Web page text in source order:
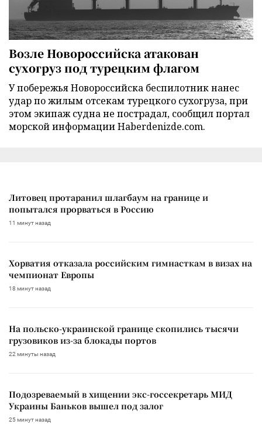
Возле Новороссийска атакован
сухогруз под турецким флагом
У побережья Новороссийска беспилотник нанес
удар по жилым отсекам турецкого сухогруза, при
этом экипаж судна не пострадал, сообщил портал
морской информации Haberdenizde.com.
Литовец протаранил шлагбаум на границе и
попытался прорваться в Россию
11 минут назад
Хорватия отказала российским гимнасткам в визах на
чемпионат Европы
18 минут назад
На польско-украинской границе скопились тысячи
грузовиков из-за блокады портов
22 минуты назад
Подозреваемый в хищении экс-госсекретарь МИД
Украины Баньков вышел под залог
25 минут назад